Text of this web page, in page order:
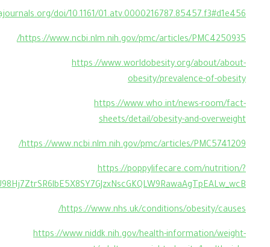
doi/10.1161/01.atv.0000216787.85457.f3#d1e456
https://www.ncbi.nlm.nih.gov/pmc/articles/PMC4250935/
https://www.worldobesity.org/about/about-
obesity/prevalence-of-obesity
https://www.who.int/news-room/fact-
sheets/detail/obesity-and-overweight
https://www.ncbi.nlm.nih.gov/pmc/articles/PMC5741209/
https://poppylifecare.com/nutrition/?
https://www.nhs.uk/conditions/obesity/causes/
https://www.niddk.nih.gov/health-information/weight-